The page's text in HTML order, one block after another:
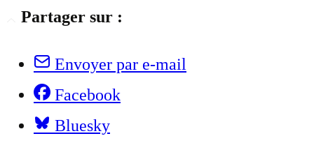
Partager sur :
Envoyer par e-mail
Facebook
Bluesky